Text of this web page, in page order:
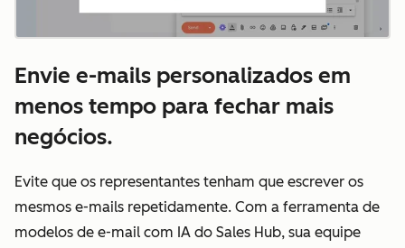
Envie e-mails personalizados em
menos tempo para fechar mais
negócios.
Evite que os representantes tenham que escrever os
mesmos e-mails repetidamente. Com a ferramenta de
modelos de e-mail com IA do Sales Hub, sua equipe